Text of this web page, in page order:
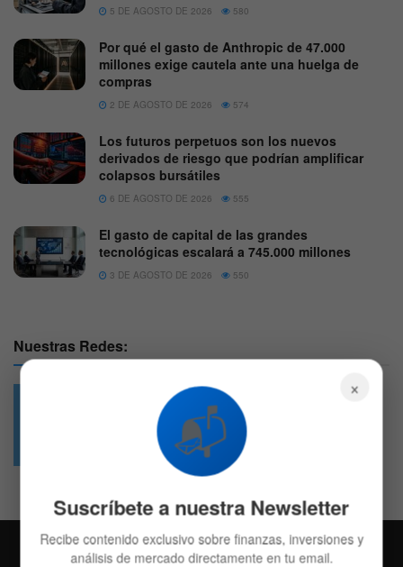
5 DE AGOSTO DE 2026 580
Por qué el gasto de Anthropic de 47.000
millones exige cautela ante una huelga de
compras
2 DE AGOSTO DE 2026 574
Los futuros perpetuos son los nuevos
derivados de riesgo que podrían amplificar
colapsos bursátiles
6 DE AGOSTO DE 2026 555
El gasto de capital de las grandes
tecnológicas escalará a 745.000 millones
3 DE AGOSTO DE 2026 550
Nuestras Redes:
4.7k
Followers
×
📬
Suscríbete a nuestra Newsletter
Recibe contenido exclusivo sobre finanzas, inversiones y
análisis de mercado directamente en tu email.